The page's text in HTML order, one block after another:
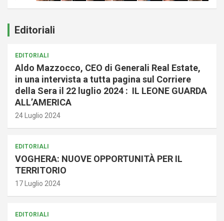
Editoriali
EDITORIALI
Aldo Mazzocco, CEO di Generali Real Estate,
in una intervista a tutta pagina sul Corriere
della Sera il 22 luglio 2024 : IL LEONE GUARDA
ALL’AMERICA
24 Luglio 2024
EDITORIALI
VOGHERA: NUOVE OPPORTUNITÀ PER IL
TERRITORIO
17 Luglio 2024
EDITORIALI